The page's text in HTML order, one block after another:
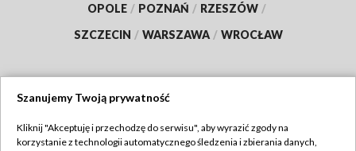
OPOLE / POZNAŃ / RZESZÓW /
SZCZECIN / WARSZAWA / WROCŁAW
TVP
Szanujemy Twoją prywatność
Kliknij "Akceptuję i przechodzę do serwisu", aby wyrazić zgody na
korzystanie z technologii automatycznego śledzenia i zbierania danych,